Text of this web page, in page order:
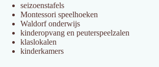
seizoenstafels
Montessori speelhoeken
Waldorfonderwijs
kinderopvang en peuterspeelzalen
klaslokalen
kinderkamers